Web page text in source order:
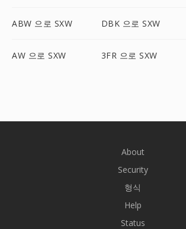
ABW 으로 SXW DBK 으로 SXW
AW 으로 SXW 3FR 으로 SXW
About
Security
형식
Help
Status